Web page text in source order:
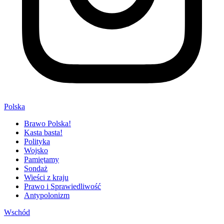
Polska
Brawo Polska!
Kasta basta!
Polityka
Wojsko
Pamiętamy
Sondaż
Wieści z kraju
Prawo i Sprawiedliwość
Antypolonizm
Wschód